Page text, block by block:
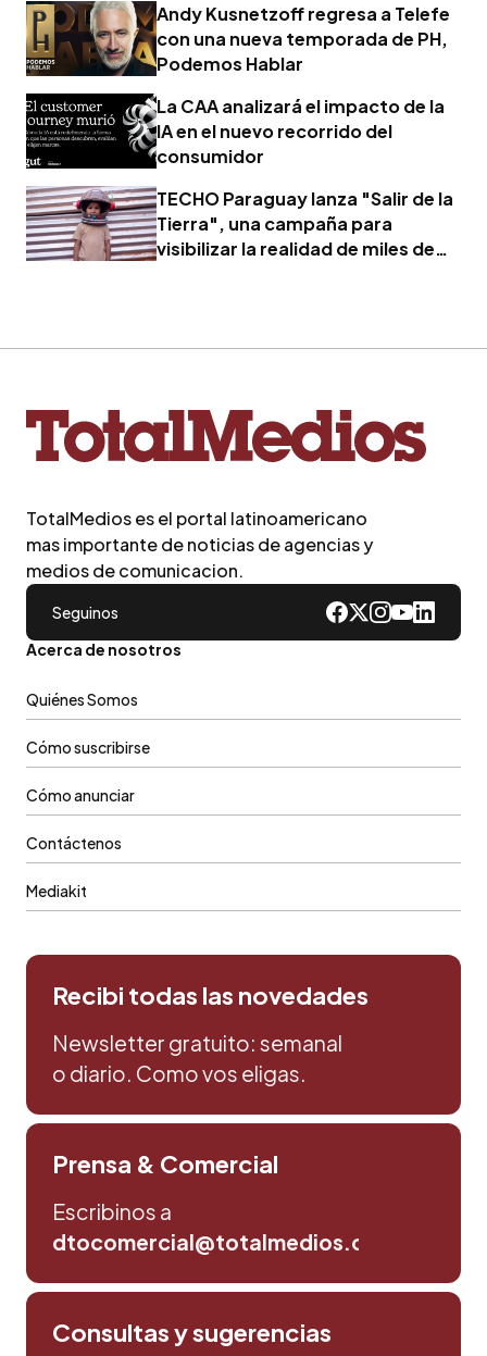
Andy Kusnetzoff regresa a Telefe
con una nueva temporada de PH,
Podemos Hablar
La CAA analizará el impacto de la
IA en el nuevo recorrido del
consumidor
TECHO Paraguay lanza "Salir de la
Tierra", una campaña para
visibilizar la realidad de miles de
TotalMedios es el portal latinoamericano
mas importante de noticias de agencias y
medios de comunicacion.
Seguinos
Acerca de nosotros
Quiénes Somos
Cómo suscribirse
Cómo anunciar
Contáctenos
Mediakit
Recibi todas las novedades
Newsletter gratuito: semanal
o diario. Como vos eligas.
Prensa & Comercial
Escribinos a
dtocomercial@totalmedios.com
Consultas y sugerencias